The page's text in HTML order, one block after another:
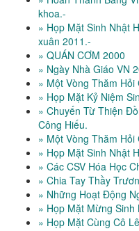
khoa.-
» Họp Mặt Sinh Nhật
xuân 2011.-
» QUÁN CƠM 2000
» Ngày Nhà Giáo VN
» Một Vòng Thăm
» Họp Mặt Kỷ Niệm
» Chuyến Từ Thiện
Công Hiếu.
» Một Vòng Thăm
» Họp Mặt Sinh Nhật
» Các CSV Hóa Học
» Chia Tay Thầy
» Những Hoạt Động
» Họp Mặt Mừng
» Họp Mặt Cùng Cô